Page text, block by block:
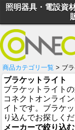
照明器具・電設資
商品カテゴリ一覧 > ブ
ブラケットライト
ブラケットライト
コネクトオンライ
イトです。ブラケ
り込んでお探しくだ
メーカーで絞り込む